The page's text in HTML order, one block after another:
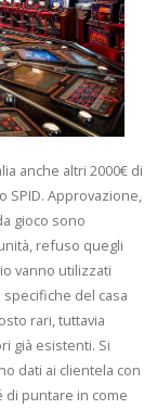
anche altri 2000€ di
SPID. Approvazione,
gioco sono
refuso quegli
vanno utilizzati
del casa
rari, tuttavia
già esistenti. Si
dati ai clientela con
di puntare in come